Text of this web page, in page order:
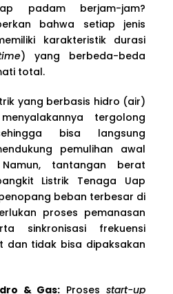
padam berjam-jam?
bahwa setiap jenis
karakteristik durasi
) yang berbeda-beda
total.
yang berbasis hidro (air)
tergolong
bisa langsung
pemulihan awal
tantangan berat
Listrik Tenaga Uap
beban terbesar di
proses pemanasan
sinkronisasi frekuensi
dan tidak bisa dipaksakan
& Gas: Prosesstart-up